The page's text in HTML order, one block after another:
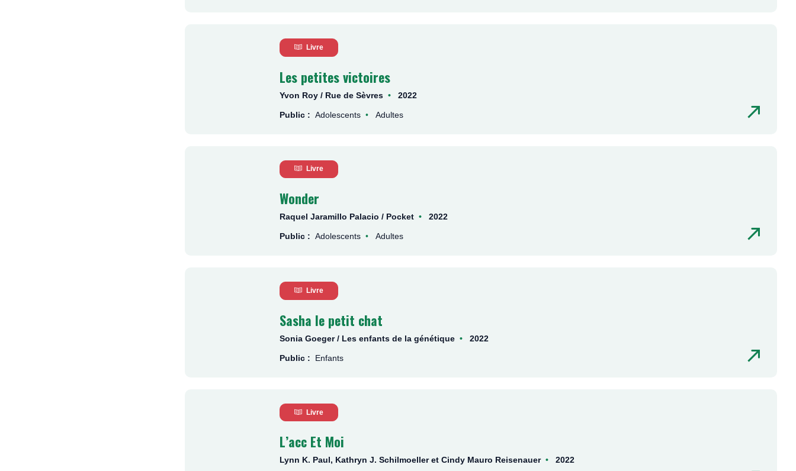
Livre
Les petites victoires
Yvon Roy / Rue de Sèvres 2022
Public : Adolescents Adultes
Livre
Wonder
Raquel Jaramillo Palacio / Pocket 2022
Public : Adolescents Adultes
Livre
Sasha le petit chat
Sonia Goeger / Les enfants de la génétique 2022
Public : Enfants
Livre
L’acc Et Moi
Lynn K. Paul, Kathryn J. Schilmoeller et Cindy Mauro Reisenauer 2022